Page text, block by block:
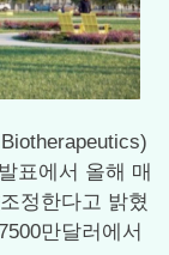
표에서 올해 매
정한다고 밝혔
만달러에서